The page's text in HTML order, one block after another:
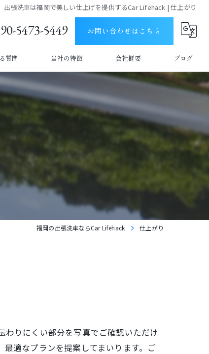
出張洗車は福岡で美しい仕上げを提供するCar Lifehack | 仕上がり
5473-5449 お問い合わせはこちら
質問 当社の特徴
うきは市の出張洗車
久留米市の出張洗車
会社概要 ブログ
コラム
福岡の出張洗車ならCar Lifehack 仕上がり
わりにくい部分を写真でご確認いただけ
適なプランを提案してまいります。ご